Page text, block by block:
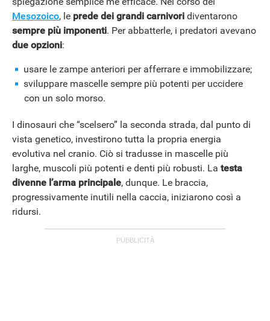
Mesozoico, le prede dei grandi carnivori diventarono
sempre più imponenti. Per abbatterle, i predatori avevano
due opzioni:
usare le zampe anteriori per afferrare e immobilizzare;
sviluppare mascelle sempre più potenti per uccidere
con un solo morso.
I dinosauri che “scelsero” la seconda strada, dal punto di
vista genetico, investirono tutta la propria energia
evolutiva nel cranio. Ciò si tradusse in mascelle più
larghe, muscoli più potenti e denti più robusti. La testa
divenne l’arma principale, dunque. Le braccia,
progressivamente inutili nella caccia, iniziarono così a
ridursi.